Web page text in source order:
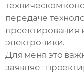
техническом
передаче
проектирования
электроники.
Для меня это
заявляет